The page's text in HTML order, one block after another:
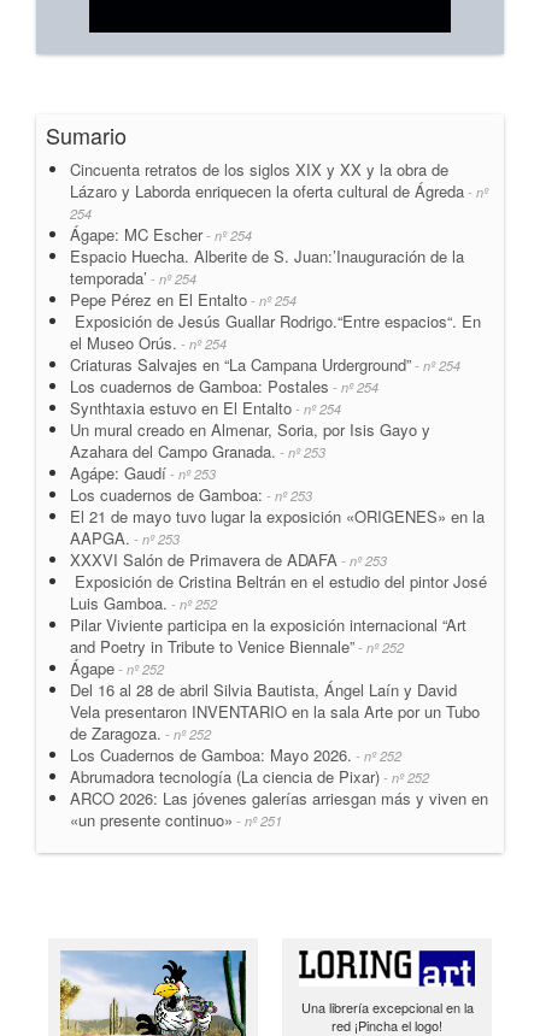
Sumario
Cincuenta retratos de los siglos XIX y XX y la obra de
Lázaro y Laborda enriquecen la oferta cultural de Ágreda - nº
254
Ágape: MC Escher- nº 254
Espacio Huecha. Alberite de S. Juan:’Inauguración de la
temporada’ - nº 254
Pepe Pérez en El Entalto - nº 254
Exposición de Jesús Guallar Rodrigo.“Entre espacios“. En
el Museo Orús. - nº 254
Criaturas Salvajes en “La Campana Urderground” - nº 254
Los cuadernos de Gamboa: Postales - nº 254
Synthtaxia estuvo en El Entalto - nº 254
Un mural creado en Almenar, Soria, por Isis Gayo y
Azahara del Campo Granada. - nº 253
Agápe: Gaudí - nº 253
Los cuadernos de Gamboa: - nº 253
El 21 de mayo tuvo lugar la exposición «ORIGENES» en la
AAPGA. - nº 253
XXXVI Salón de Primavera de ADAFA - nº 253
Exposición de Cristina Beltrán en el estudio del pintor José
Luis Gamboa. - nº 252
Pilar Viviente participa en la exposición internacional “Art
and Poetry in Tribute to Venice Biennale” - nº 252
Ágape - nº 252
Del 16 al 28 de abril Silvia Bautista, Ángel Laín y David
Vela presentaron INVENTARIO en la sala Arte por un Tubo
de Zaragoza. - nº 252
Los Cuadernos de Gamboa: Mayo 2026. - nº 252
Abrumadora tecnología (La ciencia de Pixar) - nº 252
ARCO 2026: Las jóvenes galerías arriesgan más y viven en
«un presente continuo» - nº 251
Una librería excepcional en la
red ¡Pincha el logo!